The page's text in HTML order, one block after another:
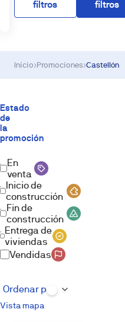
filtros
filtros
Inicio›Promociones›Castellón
Estado
de
la
promoción
En
venta
Inicio de
construcción
Fin de
construcción
Entrega de
viviendas
Vendidas
Vista mapa